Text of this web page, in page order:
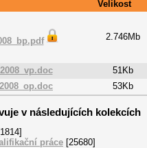
Velikost
2.746Mb
51Kb
53Kb
v následujících kolekcích
práce [25680]